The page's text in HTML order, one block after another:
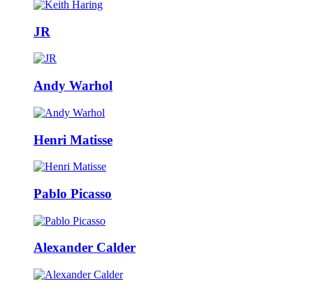
JR
Andy Warhol
Henri Matisse
Pablo Picasso
Alexander Calder